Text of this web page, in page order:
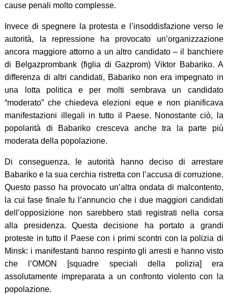
cause penali molto complesse.
Invece di spegnere la protesta e l’insoddisfazione verso le
autorità, la repressione ha provocato un’organizzazione
ancora maggiore attorno a un altro candidato – il banchiere
di Belgazprombank (figlia di Gazprom) Viktor Babariko. A
differenza di altri candidati, Babariko non era impegnato in
una lotta politica e per molti sembrava un candidato
“moderato” che chiedeva elezioni eque e non pianificava
manifestazioni illegali in tutto il Paese. Nonostante ciò, la
popolarità di Babariko cresceva anche tra la parte più
moderata della popolazione.
Di conseguenza, le autorità hanno deciso di arrestare
Babariko e la sua cerchia ristretta con l’accusa di corruzione.
Questo passo ha provocato un’altra ondata di malcontento,
la cui fase finale fu l’annuncio che i due maggiori candidati
dell’opposizione non sarebbero stati registrati nella corsa
alla presidenza. Questa decisione ha portato a grandi
proteste in tutto il Paese con i primi scontri con la polizia di
Minsk: i manifestanti hanno respinto gli arresti e hanno visto
che l’OMON [squadre speciali della polizia] era
assolutamente impreparata a un confronto violento con la
popolazione.